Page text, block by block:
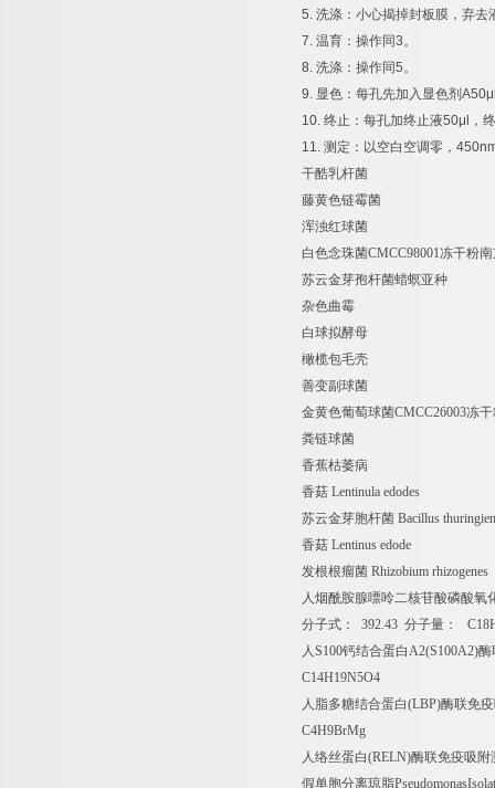
5. 洗涤：小心揭掉封板膜，弃去
7. 温育：操作同3。
8. 洗涤：操作同5。
9. 显色：每孔先加入显色剂
10. 终止：每孔加终止液50μl
，
11. 测定：以空白空调零，
干酷乳杆菌
藤黄色链霉菌
浑浊红球菌
白色念珠菌CMCC98001冻干粉
苏云金芽孢杆菌蜡螟亚种
杂色曲霉
白球拟酵母
橄榄包毛壳
善变副球菌
金黄色葡萄球菌CMCC26003冻
粪链球菌
香蕉枯萎病
香菇 Lentinula edodes
苏云金芽胞杆菌 Bacillus
香菇 Lentinus edode
发根根瘤菌 Rhizobium rhizogenes
人烟酰胺腺嘌呤二核苷酸磷酸氧
分子式：
392.43 分子量：
人S100钙结合蛋白A2(S100A2)酶
C14H19N5O4
人脂多糖结合蛋白(LBP)酶联免
C4H9BrMg
人络丝蛋白(RELN)酶联免疫吸附
假单胞分离琼脂